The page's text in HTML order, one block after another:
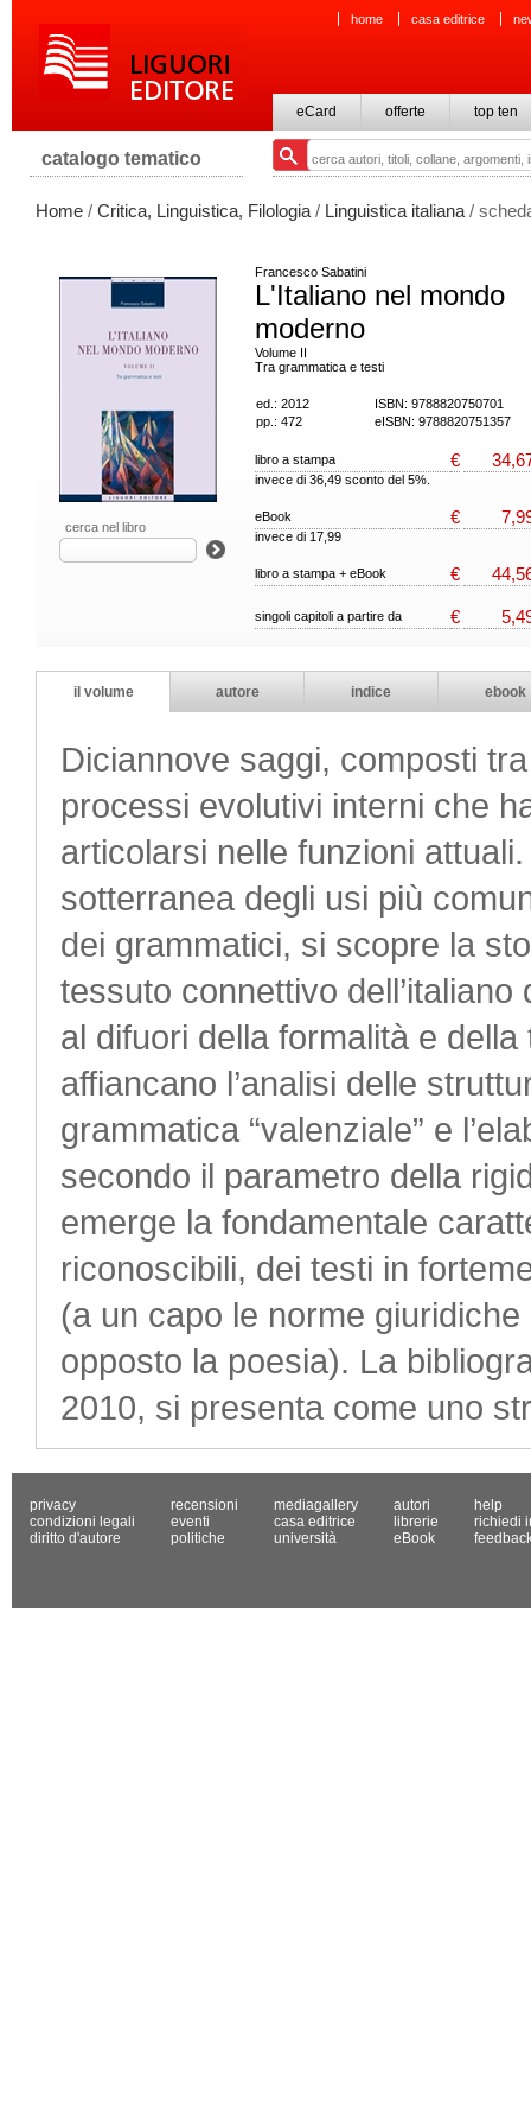
home casa editrice
eCard offerte top ten
catalogo tematico
Home / Critica, Linguistica, Filologia / Linguistica italiana /
cerca nel libro
Francesco Sabatini
L'Italiano nel mondo
moderno
Volume II
Tra grammatica e testi
ed.: 2012
ISBN: 9788820750701
pp.: 472
eISBN: 9788820751357
libro a stampa €
invece di 36,49 sconto del 5%.
eBook €
invece di 17,99
libro a stampa + eBook €
singoli capitoli a partire da €
il volume autore indice ebook
Diciannove saggi, composti
processi evolutivi interni che
articolarsi nelle funzioni
sotterranea degli usi più
dei grammatici, si scopre la
tessuto connettivo
al difuori della formalità e
affiancano l’analisi delle
grammatica “valenziale” e
secondo il parametro della
emerge la fondamentale
riconoscibili, dei testi in
(a un capo le norme
opposto la poesia). La
2010, si presenta come uno
privacy
condizioni legali
diritto d'autore
recensioni
eventi
politiche
mediagallery
casa editrice
università
autori
librerie
eBook
help
richiedi